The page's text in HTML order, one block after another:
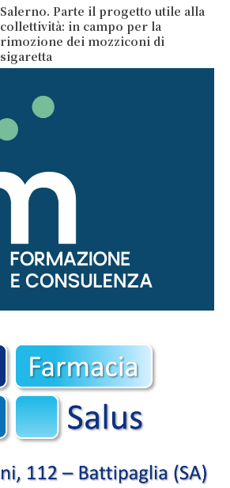
Salerno. Parte il progetto utile alla
collettività: in campo per la
rimozione dei mozziconi di
sigaretta